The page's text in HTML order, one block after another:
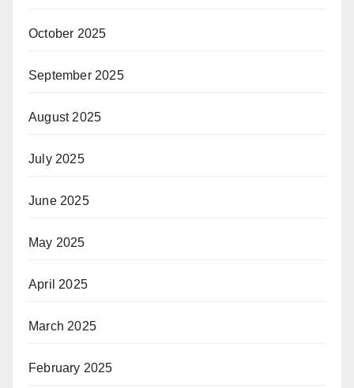
October 2025
September 2025
August 2025
July 2025
June 2025
May 2025
April 2025
March 2025
February 2025